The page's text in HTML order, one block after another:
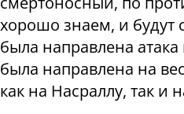
хорошо знаем, и будут
была направлена
была направлена ​​на
как на Насраллу, так и